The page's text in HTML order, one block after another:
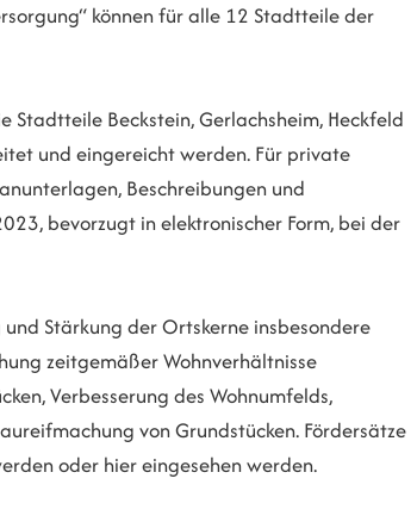
können für alle 12 Stadtteile der
Stadtteile Beckstein, Gerlachsheim, Heckfeld
und eingereicht werden. Für private
Beschreibungen und
bevorzugt in elektronischer Form, bei der
Stärkung der Ortskerne insbesondere
zeitgemäßer Wohnverhältnisse
Verbesserung des Wohnumfelds,
von Grundstücken. Fördersätze
oder hier eingesehen werden.